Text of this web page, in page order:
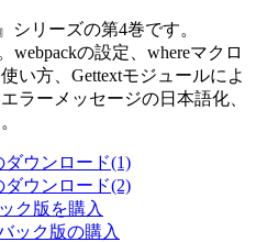
シリーズの第4巻です。
webpackの設定、whereマクロ
い方、Gettextモジュールによ
ラーメッセージの日本語化、
ダウンロード(1)
ダウンロード(2)
ク版を購入
ック版の購入